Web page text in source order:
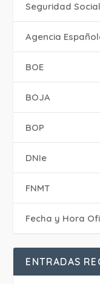
Seguridad Social
Agencia
BOE
BOJA
BOP
DNIe
FNMT
Fecha y Hora
ENTRADAS